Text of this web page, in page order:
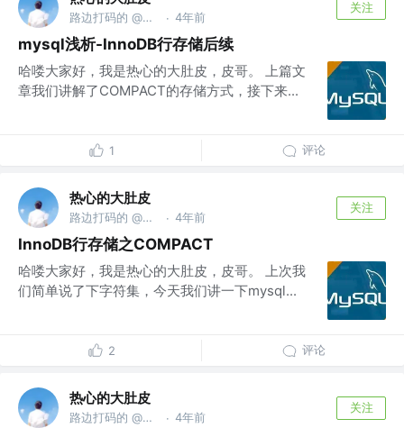
路边打码的 @头部大厂 · 4年前
关注
mysql浅析-InnoDB行存储后续
哈喽大家好，我是热心的大肚皮，皮哥。 上篇文
章我们讲解了COMPACT的存储方式，接下来...
1 评论
热心的大肚皮
路边打码的 @头部大厂 · 4年前
关注
InnoDB行存储之COMPACT
哈喽大家好，我是热心的大肚皮，皮哥。 上次我
们简单说了下字符集，今天我们讲一下mysql...
2 评论
热心的大肚皮
路边打码的 @头部大厂 · 4年前
关注